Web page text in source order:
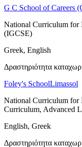
G C School of Careers
National Curriculum for
(IGCSE)
Greek, English
Δραστηριότητα
Foley's SchoolLimassol
National Curriculum for
Curriculum, Advanced
English, Greek
Δραστηριότητα